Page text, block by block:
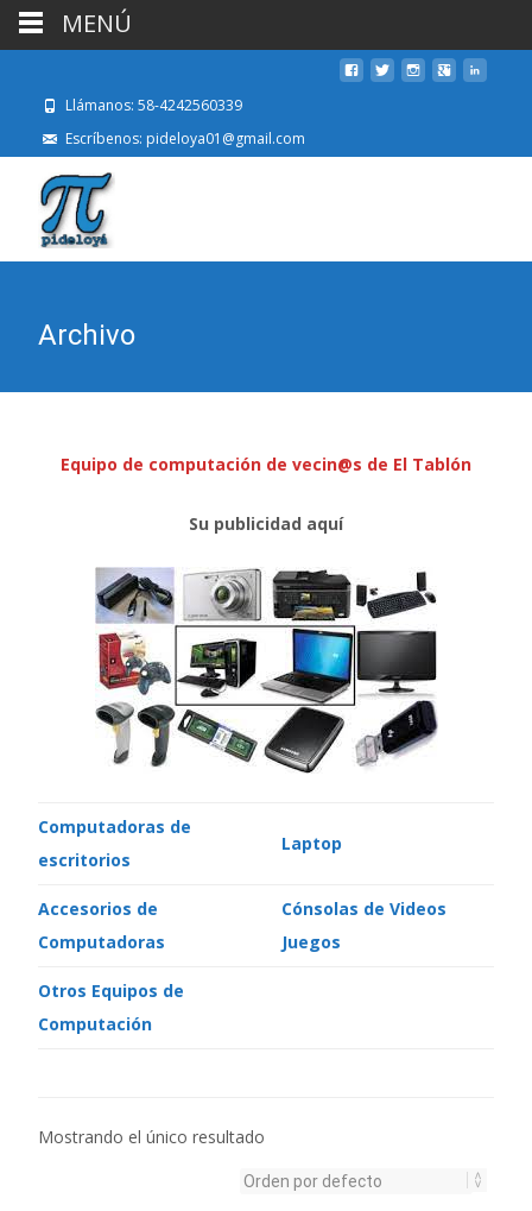
Llámanos: 58-4242560339
Escríbenos: pideloya01@gmail.com
Archivo
Equipo de computación de vecin@s de El Tablón
Su publicidad aquí
Computadoras de
escritorios
Laptop
Accesorios de
Computadoras
Cónsolas de Videos
Juegos
Otros Equipos de
Computación
Mostrando el único resultado
MENÚ